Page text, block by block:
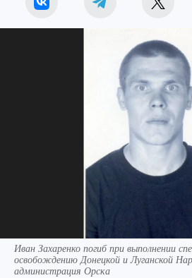
Иван Захаренко погиб при выполнении
освобождению Донецкой и Луганской
администрация Орска